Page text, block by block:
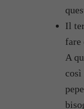
Il
fare
A
così